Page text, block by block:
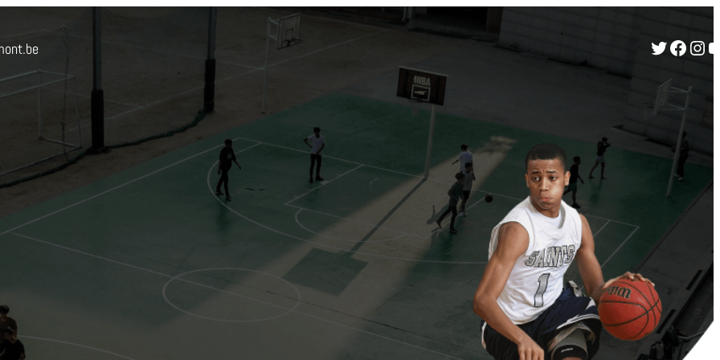
Twitter Facebook Instagram YouTube